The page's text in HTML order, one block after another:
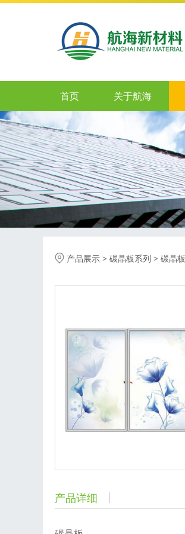
首页 关于航海
碳晶板
产品展示 > 碳晶板系列 > 碳晶板
产品详细